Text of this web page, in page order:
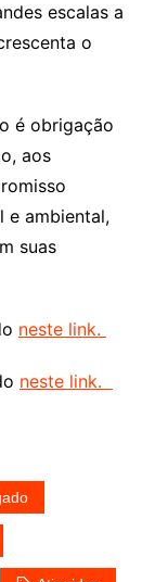
escalas a
o
é obrigação
aos
e ambiental,
suas
neste link.
neste link.